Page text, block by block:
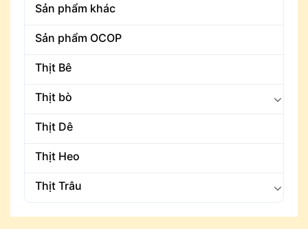
Sản phẩm khác
Sản phẩm OCOP
Thịt Bê
Thịt bò
Thịt Dê
Thịt Heo
Thịt Trâu